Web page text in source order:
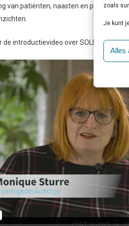
zoals
Je kunt
Alles
van patiënten, naasten en
de introductievideo over SOLK.